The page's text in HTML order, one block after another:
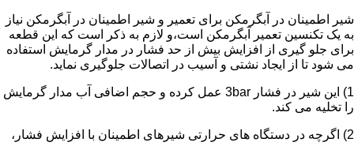
شیر اطمینان در آبگرمکن برای تعمیر و شیر اطمینان در آبگرمکن نیاز
به یک تکنسین تعمیر آبگرمکن است،و لازم به ذکر است که این قطعه
برای جلو گیری از افزایش بیش از حد فشار در مدار گرمایش استفاده
می شود تا از ایجاد نشتی و آسیب در اتصالات جلوگیری نماید.
1) این شیر در فشار 3bar عمل کرده و حجم اضافی آب مدار گرمایش
را تخلیه می کند.
2) اگرچه در دستگاه های حرارتی شیرهای اطمینان با افزایش فشار،